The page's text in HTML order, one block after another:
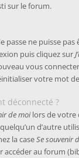
sur le forum.
passe ne puisse
puis cliquez sur
vous
votre mot
déconnecté ?
de moilors de votre
d’autre
la caseSe souvenir
au forum